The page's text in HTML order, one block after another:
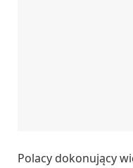
Polacy dokonujący